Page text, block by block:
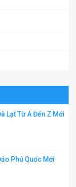
Lạt Từ A Đến Z Mới
Phú Quốc Mới